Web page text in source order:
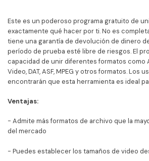
Este es un poderoso programa gratuito de
exactamente qué hacer por ti. No es
tiene una garantía de devolución de dinero
período de prueba esté libre de riesgos. El
capacidad de unir diferentes formatos como
Video, DAT, ASF, MPEG y otros formatos. Los
encontrarán que esta herramienta es ideal
Ventajas:
- Admite más formatos de archivo que la
del mercado
- Puedes establecer los tamaños de video